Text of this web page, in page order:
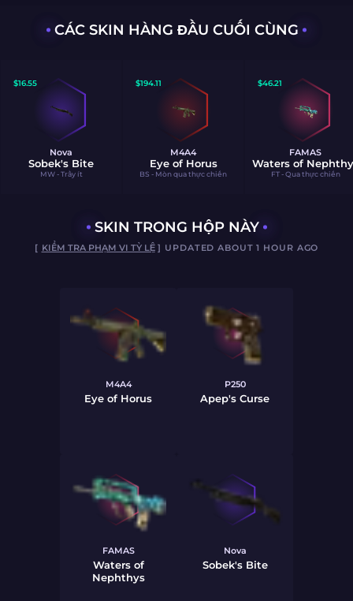
CÁC SKIN HÀNG ĐẦU CUỐI CÙNG
$16.55
Nova
Sobek's Bite
MW - Trầy ít
$194.11
M4A4
Eye of Horus
BS - Mòn qua thực chiến
$46.21
FAMAS
Waters of
FT - Qua thực chiến
SKIN TRONG HỘP NÀY
[ KIỂM TRA PHẠM VI TỶ LỆ] UPDATED ABOUT 1 HOUR AGO
M4A4
Eye of Horus
P250
Apep's Curse
FAMAS
Waters of
Nephthys
Nova
Sobek's Bite